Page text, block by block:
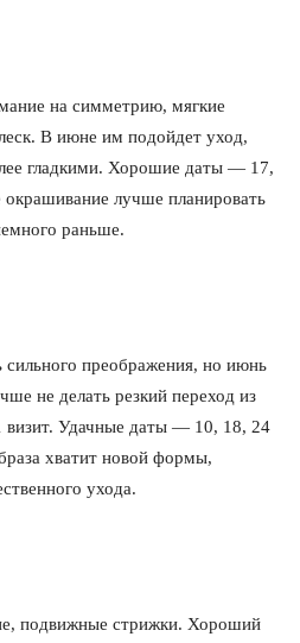
СЕЙЧАС
на симметрию, мягкие
В июне им подойдет уход,
гладкими. Хорошие даты — 17,
лучше планировать
раньше.
сильного преображения, но июнь
не делать резкий переход из
визит. Удачные даты — 10, 18, 24
хватит новой формы,
ухода.
подвижные стрижки. Хороший